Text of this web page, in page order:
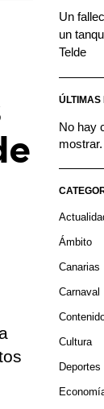
Un
un
Telde
ÚLTIMAS
No hay
mostrar.
Ámbito
Canarias
Carnaval
Cultura
Deportes